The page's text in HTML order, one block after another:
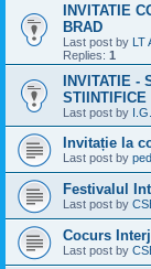
INVITATIE
BRAD
Last post by LT
Replies: 1
INVITATIE -
STIINTIFICE
Last post by
Invitație la
Last post by
Festivalul
Last post by
Cocurs
Last post by